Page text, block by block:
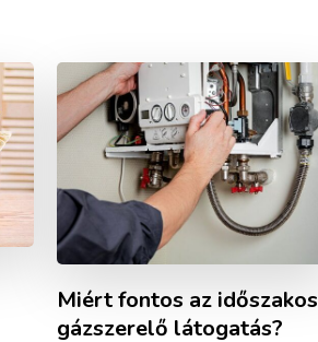
Miért fontos az időszakos
gázszerelő látogatás?